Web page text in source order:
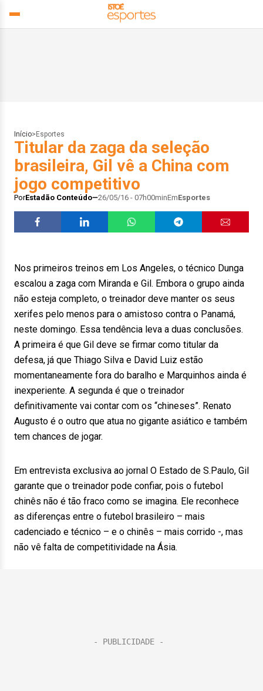
Início> Esportes
Titular da zaga da seleção
brasileira, Gil vê a China com
jogo competitivo
PorEstadão Conteúdo 26/05/16 - 07h00minEmEsportes
Nos primeiros treinos em Los Angeles, o técnico Dunga
escalou a zaga com Miranda e Gil. Embora o grupo ainda
não esteja completo, o treinador deve manter os seus
xerifes pelo menos para o amistoso contra o Panamá,
neste domingo. Essa tendência leva a duas conclusões.
A primeira é que Gil deve se firmar como titular da
defesa, já que Thiago Silva e David Luiz estão
momentaneamente fora do baralho e Marquinhos ainda é
inexperiente. A segunda é que o treinador
definitivamente vai contar com os “chineses”. Renato
Augusto é o outro que atua no gigante asiático e também
tem chances de jogar.
Em entrevista exclusiva ao jornal O Estado de S.Paulo, Gil
garante que o treinador pode confiar, pois o futebol
chinês não é tão fraco como se imagina. Ele reconhece
as diferenças entre o futebol brasileiro – mais
cadenciado e técnico – e o chinês – mais corrido -, mas
não vê falta de competitividade na Ásia.